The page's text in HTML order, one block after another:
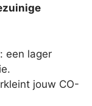
een lager
jouw CO-